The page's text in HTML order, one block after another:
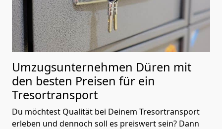
Umzugsunternehmen Düren mit
den besten Preisen für ein
Tresortransport
Du möchtest Qualität bei Deinem Tresortransport
erleben und dennoch soll es preiswert sein? Dann